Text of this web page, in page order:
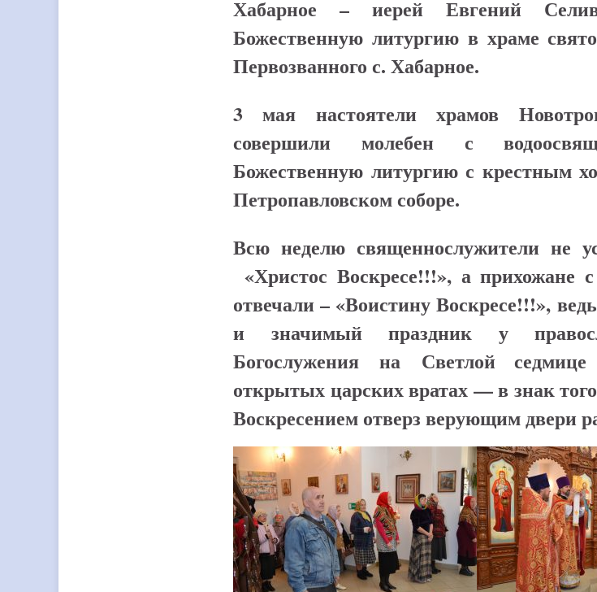
Хабарное – иерей Евгений
Божественную литургию в храме
Первозванного с. Хабарное.
3 мая настоятели храмов
совершили молебен с
Божественную литургию с крестным
Петропавловском соборе.
Всю неделю священнослужители не
«Христос Воскресе!!!», а прихожане
отвечали – «Воистину Воскресе!!!»,
и значимый праздник у
Богослужения на Светлой
открытых царских вратах — в знак
Воскресением отверз верующим двери